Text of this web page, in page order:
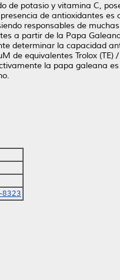
de potasio y vitamina C,
de antioxidantes es
responsables de
a partir de la Papa
determinar la capacidad
de equivalentes Trolox (TE)
la papa galeana
8323